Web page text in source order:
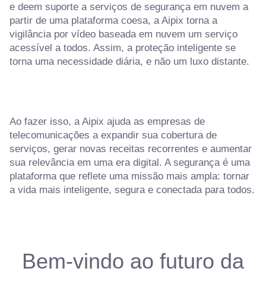
e deem suporte a serviços de segurança em nuvem a
partir de uma plataforma coesa, a Aipix torna a
vigilância por vídeo baseada em nuvem um serviço
acessível a todos. Assim, a proteção inteligente se
torna uma necessidade diária, e não um luxo distante.
Ao fazer isso, a Aipix ajuda as empresas de
telecomunicações a expandir sua cobertura de
serviços, gerar novas receitas recorrentes e aumentar
sua relevância em uma era digital. A segurança é uma
plataforma que reflete uma missão mais ampla: tornar
a vida mais inteligente, segura e conectada para todos.
Bem-vindo ao futuro da